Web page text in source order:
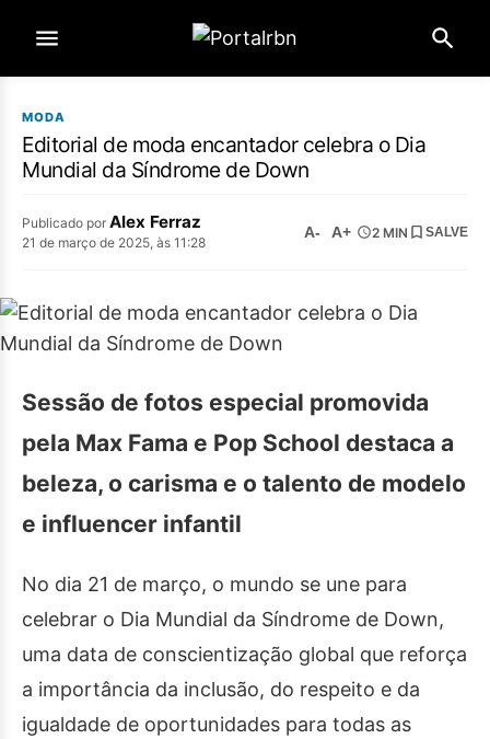
MODA
Editorial de moda encantador celebra o Dia
Mundial da Síndrome de Down
Publicado por Alex Ferraz
21 de março de 2025, às 11:28
A- A+ 2 MIN SALVE
Sessão de fotos especial promovida
pela Max Fama e Pop School destaca a
beleza, o carisma e o talento de modelo
e influencer infantil
No dia 21 de março, o mundo se une para
celebrar o Dia Mundial da Síndrome de Down,
uma data de conscientização global que reforça
a importância da inclusão, do respeito e da
igualdade de oportunidades para todas as